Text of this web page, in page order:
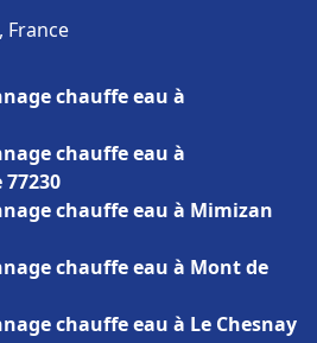
France
chauffe eau à
chauffe eau à
chauffe eau à Mimizan
chauffe eau à Mont de
chauffe eau à Le Chesnay